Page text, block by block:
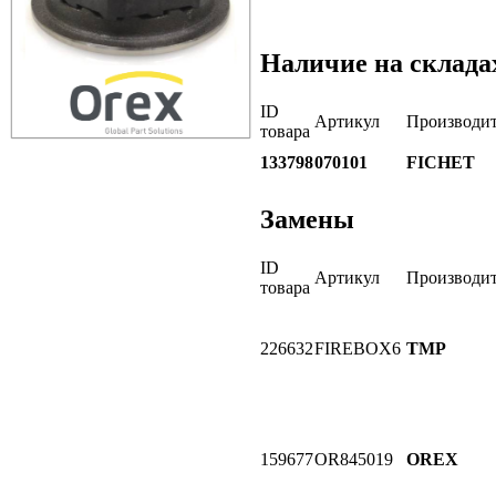
Наличие на
ID
товара
Артикул
133798070101 FICHET
Замены
ID
товара
Артикул
226632FIREBOX6 TMP
159677OR845019 OREX